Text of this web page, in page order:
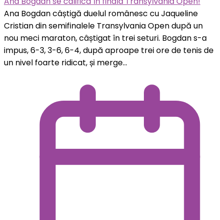
Ana Bogdan câștigă duelul românesc cu Jaqueline
Cristian din semifinalele Transylvania Open după un
nou meci maraton, câștigat în trei seturi. Bogdan s-a
impus, 6-3, 3-6, 6-4, după aproape trei ore de tenis de
un nivel foarte ridicat, și merge...